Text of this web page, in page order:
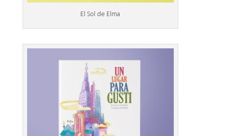
El Sol de Elma